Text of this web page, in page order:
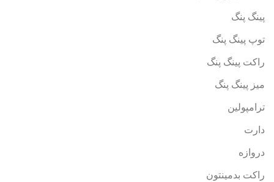
پینگ پنگ
توپ پینگ پنگ
راکت پینگ پنگ
میز پینگ پنگ
ترامپولین
دارت
دروازه
راکت بدمینتون